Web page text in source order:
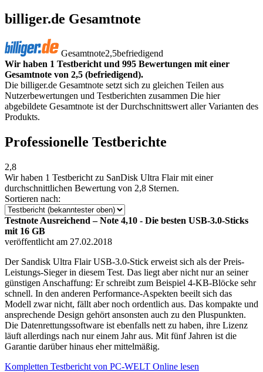
billiger.de Gesamtnote
Gesamtnote2,5befriedigend
Wir haben 1 Testbericht und 995 Bewertungen mit einer
Gesamtnote von 2,5 (befriedigend).
Die billiger.de Gesamtnote setzt sich zu gleichen Teilen aus
Nutzerbewertungen und Testberichten zusammen Die hier
abgebildete Gesamtnote ist der Durchschnittswert aller Varianten des
Produkts.
Professionelle Testberichte
2,8
Wir haben 1 Testbericht zu SanDisk Ultra Flair mit einer
durchschnittlichen Bewertung von 2,8 Sternen.
Sortieren nach:
Testnote Ausreichend – Note 4,10 - Die besten USB-3.0-Sticks
mit 16 GB
veröffentlicht am 27.02.2018
Der Sandisk Ultra Flair USB-3.0-Stick erweist sich als der Preis-
Leistungs-Sieger in diesem Test. Das liegt aber nicht nur an seiner
günstigen Anschaffung: Er schreibt zum Beispiel 4-KB-Blöcke sehr
schnell. In den anderen Performance-Aspekten beeilt sich das
Modell zwar nicht, fällt aber noch ordentlich aus. Das kompakte und
ansprechende Design gehört ansonsten auch zu den Pluspunkten.
Die Datenrettungssoftware ist ebenfalls nett zu haben, ihre Lizenz
läuft allerdings nach nur einem Jahr aus. Mit fünf Jahren ist die
Garantie darüber hinaus eher mittelmäßig.
Kompletten Testbericht von PC-WELT Online lesen